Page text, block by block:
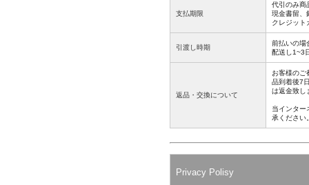
支払期限
代引のみ商
現金書留、
クレジット
引渡し時期
前払いの
配送し1~3
返品・交換について
お客様のご
品到着後7
は返金致し
当インター
承ください
Privacy Polisy